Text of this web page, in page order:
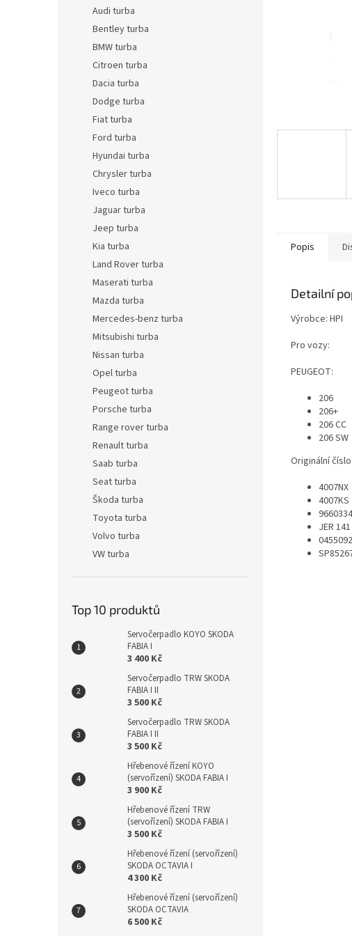
Audi turba
Bentley turba
BMW turba
Citroen turba
Dacia turba
Dodge turba
Fiat turba
Ford turba
Hyundai turba
Chrysler turba
Iveco turba
Jaguar turba
Jeep turba
Kia turba
Land Rover turba
Maserati turba
Mazda turba
Mercedes-benz turba
Mitsubishi turba
Nissan turba
Opel turba
Peugeot turba
Porsche turba
Range rover turba
Renault turba
Saab turba
Seat turba
Škoda turba
Toyota turba
Volvo turba
VW turba
Top 10 produktů
Servočerpadlo KOYO SKODA
FABIA I
3 400 Kč
Servočerpadlo TRW SKODA
FABIA I II
3 500 Kč
Servočerpadlo TRW SKODA
FABIA I II
3 500 Kč
Hřebenové řízení KOYO
(servořízení) SKODA FABIA I
3 900 Kč
Hřebenové řízení TRW
(servořízení) SKODA FABIA I
3 500 Kč
Hřebenové řízení (servořízení)
SKODA OCTAVIA I
4 300 Kč
Hřebenové řízení (servořízení)
SKODA OCTAVIA
6 500 Kč
Popis
Detailní
Výrobce: HPI
Pro vozy:
PEUGEOT:
206
206+
206 CC
206 SW
Originální
4007NX
4007KS
JER 141